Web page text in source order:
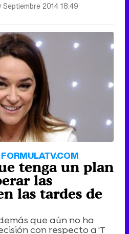
2014 18:49
tenga un plan
las
las tardes de
que aún no ha
con respecto a 'T